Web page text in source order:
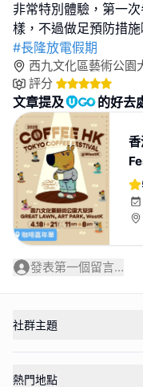
非常特別體驗，第一
#長隆放電假期
西九文化區藝術公園
評分
文章提及 的好去
發表第一個留言...
社群主題
熱門地點